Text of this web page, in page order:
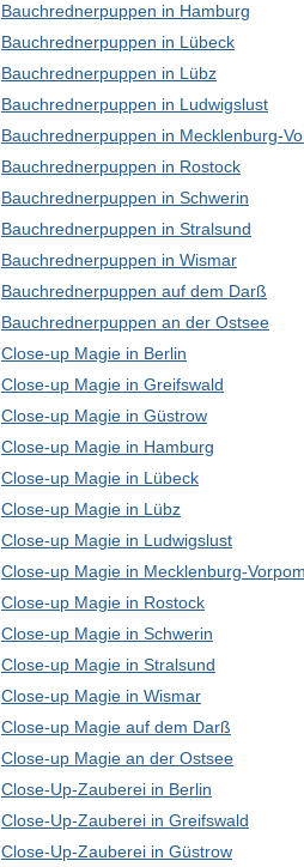
Bauchrednerpuppen in Hamburg
Bauchrednerpuppen in Lübeck
Bauchrednerpuppen in Lübz
Bauchrednerpuppen in Ludwigslust
Bauchrednerpuppen in Mecklenburg-
Bauchrednerpuppen in Rostock
Bauchrednerpuppen in Schwerin
Bauchrednerpuppen in Stralsund
Bauchrednerpuppen in Wismar
Bauchrednerpuppen auf dem Darß
Bauchrednerpuppen an der Ostsee
Close-up Magie in Berlin
Close-up Magie in Greifswald
Close-up Magie in Güstrow
Close-up Magie in Hamburg
Close-up Magie in Lübeck
Close-up Magie in Lübz
Close-up Magie in Ludwigslust
Close-up Magie in Mecklenburg-
Close-up Magie in Rostock
Close-up Magie in Schwerin
Close-up Magie in Stralsund
Close-up Magie in Wismar
Close-up Magie auf dem Darß
Close-up Magie an der Ostsee
Close-Up-Zauberei in Berlin
Close-Up-Zauberei in Greifswald
Close-Up-Zauberei in Güstrow